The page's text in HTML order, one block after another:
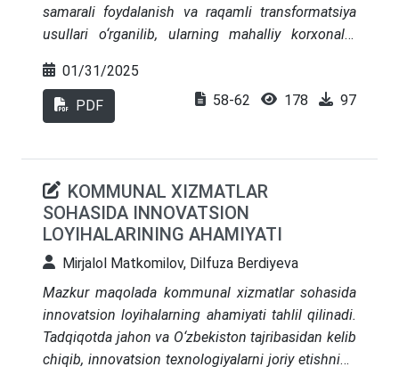
samarali foydalanish va raqamli transformatsiya
usullari o‘rganilib, ularning mahalliy korxonalar
Tadqiqotda AQSh, Norvegiya, Rossiya va boshqa
ilg‘or davlatlarning neft-gaz sanoati
korxonalaridagi muvaffaqiyatli tajribalari tahlil
O‘zbekistonning neft-gaz sohasi korxonalarida
samaradorlikni oshirishga qaratilgan
strategiyalarni ishlab chiqishga xizmat qiladi.
01/31/2025
PDF 58-62 178 97
KOMMUNAL XIZMATLAR
SOHASIDA INNOVATSION
LOYIHALARINING AHAMIYATI
Mirjalol Matkomilov, Dilfuza Berdiyeva
Mazkur maqolada kommunal xizmatlar sohasida
innovatsion loyihalarning ahamiyati tahlil qilinadi.
Tadqiqotda jahon va O‘zbekiston tajribasidan kelib
chiqib, innovatsion texnologiyalarni joriy etishning